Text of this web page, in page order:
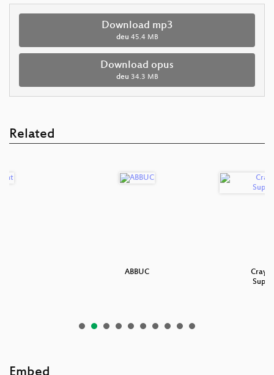
Download mp3
deu 45.4 MB
Download opus
deu 34.3 MB
Related
ABBUC
Cray-